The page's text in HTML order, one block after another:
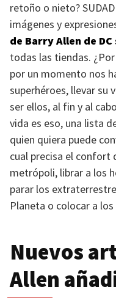
retoño o nieto?
imágenes y
de Barry Allen de
todas las tiendas.
por un momento nos
superhéroes, llevar su
ser ellos, al fin y al
vida es eso, una lista
quien quiera puede
cual precisa el confort
metrópoli, librar a los
parar los
Planeta o colocar a
Nuevos
Allen